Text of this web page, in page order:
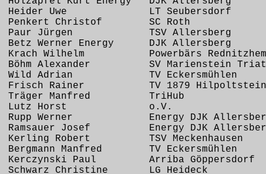
Heider Uwe LT Seubersdorf
Penkert Christof SC Roth
Paur Jürgen TSV Allersberg
Werner Energy DJK Allersberg
Wilhelm Powerbärs
Alexander SV Marienstein
Wild Adrian TV Eckersmühlen
Frisch Rainer TV 1879 Hilpoltstein
Träger Manfred TriHub
Lutz Horst o.V.
Rupp Werner Energy DJK
Josef Energy DJK
Robert TSV Meckenhausen
Manfred TV Eckersmühlen
Kerczynski Paul Arriba Göppersdorf
Schwarz Christine LG Heideck